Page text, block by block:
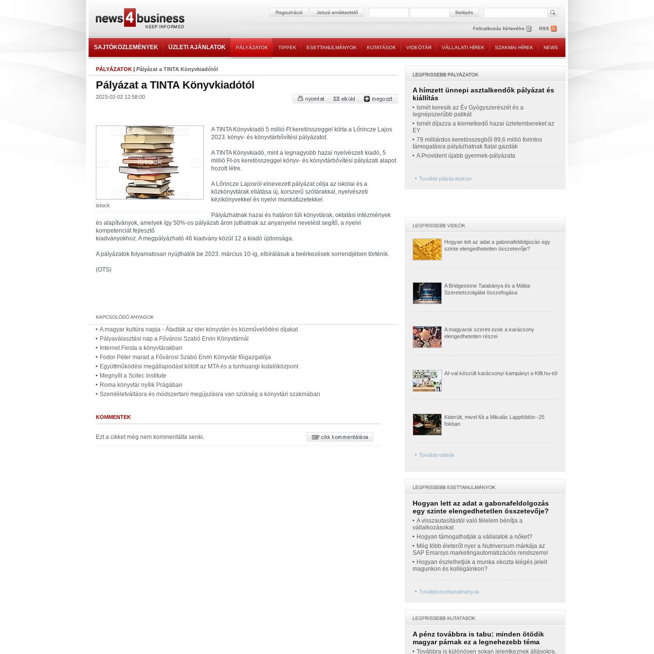
SAJTÓKÖZLEMÉNYEK ÜZLETI AJÁNLATOK PÁLYÁZATOK TIPPEK ESETTANULMÁNYOK KUTATÁSOK VIDEÓTÁR VÁLLALATI HÍREK SZAKMAI HÍREK NEWS
PÁLYÁZATOK | Pályázat a TINTA Könyvkiadótól
Pályázat a TINTA Könyvkiadótól
2023-02-02 12:58:00
istock
A TINTA Könyvkiadó 5 millió Ft keretösszeggel kiírta a Lőrincze Lajos
2023. könyv- és könyvtárbővítési pályázatot.
A TINTA Könyvkiadó, mint a legnagyobb hazai nyelvészeti kiadó, 5
millió Ft-os keretösszeggel könyv- és könyvtárbővítési pályázati alapot
hozott létre.
A Lőrincze Lajosról elnevezett pályázat célja az iskolai és a
közkönyvtárak ellátása új, korszerű szótárakkal, nyelvészeti
kézikönyvekkel és nyelvi munkafüzetekkel.
Pályázhatnak hazai és határon túli könyvtárak, oktatási intézmények
és alapítványok, amelyek így 50%-os pályázati áron juthatnak az anyanyelvi nevelést segítő, a nyelvi
kompetenciát fejlesztő
kiadványokhoz. A megpályázható 46 kiadvány közül 12 a kiadó újdonsága.
A pályázatok folyamatosan nyújthatók be 2023. március 10-ig, elbírálásuk a beérkezések sorrendjében történik.
(OTS)
A magyar kultúra napja - Átadták az idei könyvtári és közművelődési díjakat
Pályaválasztási nap a Fővárosi Szabó Ervin Könyvtárnál
Internet Fiesta a könyvtárakban
Fodor Péter marad a Fővárosi Szabó Ervin Könyvtár főigazgatója
Együttműködési megállapodást kötött az MTA és a tunhuangi kutatóközpont
Megnyílt a Scitec Institute
Roma könyvtár nyílik Prágában
Szemléletváltásra és módszertani megújulásra van szükség a könyvtári szakmában
A hímzett ünnepi asztalkendők pályázat és
kiállítás
Ismét keresik az Év Gyógyszerészét és a
legnépszerűbb patikát
Ismét díjazza a kiemelkedő hazai üzletembereket az
EY
79 milliárdos keretösszegből 89,6 millió forintos
támogatásra pályázhatnak fiatal gazdák
A Provident újabb gyermek-pályázata
További pályázatok/a>
Hogyan lett az adat a gabonafeldolgozás egy
szinte elengedhetetlen összetevője?
A Bridgestone Tatabánya és a Máltai
Szeretetszolgálat összefogása
A magyarok szerint ezek a karácsony
elengedhetetlen részei
AI-val készült karácsonyi kampányt a Kifli.hu-tól
Kiderült, mivel fűt a Mikulás Lappföldön -25
fokban
További videók
Hogyan lett az adat a gabonafeldolgozás
egy szinte elengedhetetlen összetevője?
A visszautasítástól való félelem bénítja a
vállalkozásokat
Hogyan támogathatják a vállalatok a nőket?
Még több életerőt nyer a Nutriversum márkája az
SAP Emarsys marketingautomatizációs rendszerrel
Hogyan észlelhetjük a munka okozta kiégés jeleit
magunkon és kollégáinkon?
További esettanulmányok
A pénz továbbra is tabu: minden ötödik
magyar párnak ez a legnehezebb téma
Továbbra is különösen sokan jelentkeznek állásokra,